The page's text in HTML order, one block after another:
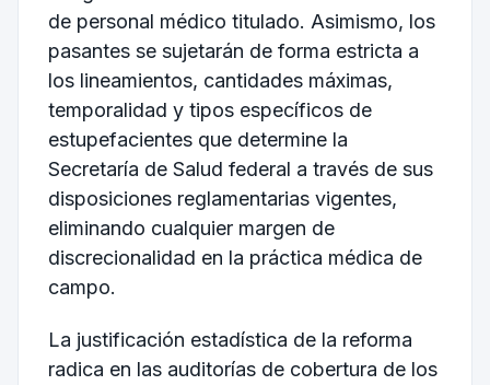
de personal médico titulado. Asimismo, los
pasantes se sujetarán de forma estricta a
los lineamientos, cantidades máximas,
temporalidad y tipos específicos de
estupefacientes que determine la
Secretaría de Salud federal a través de sus
disposiciones reglamentarias vigentes,
eliminando cualquier margen de
discrecionalidad en la práctica médica de
campo.
La justificación estadística de la reforma
radica en las auditorías de cobertura de los